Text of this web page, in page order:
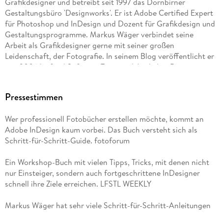
Dokument für älteres InDesign . . . 58
InDesign-Vorlage speichern . . . 59
Grundlagenexkurs: Layoutrahmen . . . 62
Ellipse, Rechteck und Linie zeichnen . . . 65
Quadrat und Kreis erstellen . . . 69
Elemente teilen und kopieren . . . 72
Dreieck und runde Ecken . . . 74
Gestaltungsbüro 'Designworks'. Er ist Adobe Certified Expert
für Photoshop und InDesign und Dozent für Grafikdesign und
Gestaltungsprogramme. Markus Wäger verbindet seine
Arbeit als Grafikdesigner gerne mit seiner großen
Leidenschaft, der Fotografie. In seinem Blog veröffentlicht er
seit 2006 laufend Software-Tipps und Artikel zu Design,
Pressestimmen
Wer professionell Fotobücher erstellen möchte, kommt an
Adobe InDesign kaum vorbei. Das Buch versteht sich als
Schritt-für-Schritt-Guide. fotoforum
Ein Workshop-Buch mit vielen Tipps, Tricks, mit denen nicht
nur Einsteiger, sondern auch fortgeschrittene InDesigner
schnell ihre Ziele erreichen. LFSTL WEEKLY
Markus Wäger hat sehr viele Schritt-für-Schritt-Anleitungen